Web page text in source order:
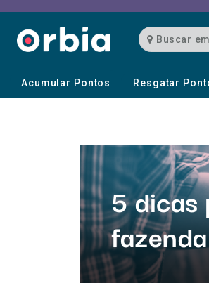
Acumular Pontos Resgatar
5 dicas
fazenda